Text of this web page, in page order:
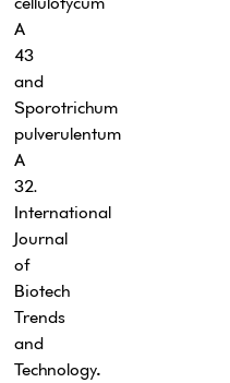
A
43
and
Sporotrichum
pulverulentum
A
32.
International
Journal
of
Biotech
Trends
and
Technology.